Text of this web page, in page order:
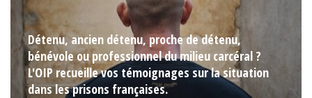
Détenu, ancien détenu, proche de détenu,
bénévole ou professionnel du milieu carcéral ?
L'OIP recueille vos témoignages sur la situation
dans les prisons françaises.